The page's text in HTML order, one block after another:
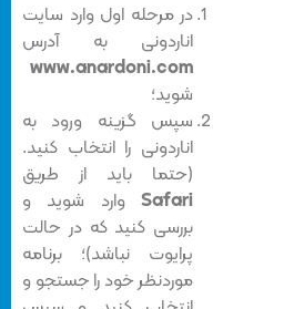
در مرحله اول وارد سایت
اناردونی به آدرس
www.anardoni.com
شوید؛
سپس گزینه ورود به
اناردونی را انتخاب کنید.
(حتما باید از طریق
Safariوارد شوید و
بررسی کنید که در حالت
پرایوت نباشد)؛ برنامه
موردنظر خود را جستجو و